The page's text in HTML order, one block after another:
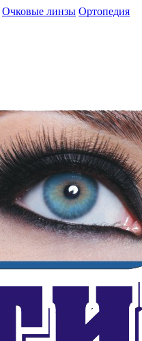
Очковые линзы Ортопедия